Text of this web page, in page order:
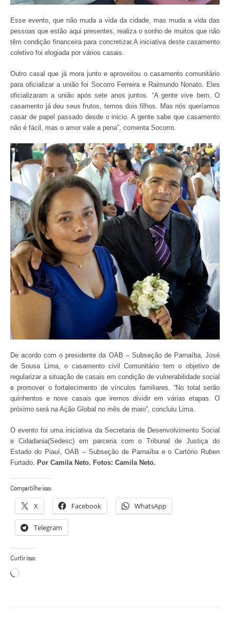
Esse evento, que não muda a vida da cidade, mas muda a vida das
pessoas que estão aqui presentes, realiza o sonho de muitos que não
têm condição financeira para concretizar.A iniciativa deste casamento
coletivo foi elogiada por vários casais.
Outro casal que já mora junto e aproveitou o casamento comunitário
para oficializar a união foi Socorro Ferreira e Raimundo Nonato. Eles
oficializaram a união após sete anos juntos. “A gente vive bem. O
casamento já deu seus frutos, temos dois filhos. Mas nós queríamos
casar de papel passado desde o inicio. A gente sabe que casamento
não é fácil, mas o amor vale a pena”, comenta Socorro.
De acordo com o presidente da OAB – Subseção de Parnaíba, José
de Sousa Lima, o casamento civil Comunitário tem o objetivo de
regularizar a situação de casais em condição de vulnerabilidade social
e promover o fortalecimento de vínculos familiares. “No total serão
quinhentos e nove casais que iremos dividir em várias etapas. O
próximo será na Ação Global no mês de maio”, concluiu Lima.
O evento foi uma iniciativa da Secretaria de Desenvolvimento Social
e Cidadania(Sedesc) em parceria com o Tribunal de Justiça do
Estado do Piauí, OAB – Subseção de Parnaíba e o Cartório Ruben
Furtado. Por Camila Neto. Fotos: Camila Neto.
Compartilhe isso:
X Facebook WhatsApp
Telegram
Curtir isso:
Carregando...